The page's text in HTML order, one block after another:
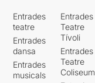
Entrades
teatre
Entrades
dansa
Entrades
musicals
Entrades
Teatre
Tívoli
Entrades
Teatre
Coliseum